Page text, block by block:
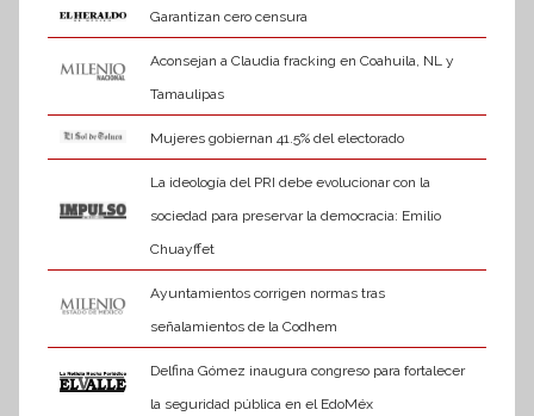
Garantizan cero censura
Aconsejan a Claudia fracking en Coahuila, NL y
Tamaulipas
Mujeres gobiernan 41.5% del electorado
La ideología del PRI debe evolucionar con la
sociedad para preservar la democracia: Emilio
Chuayffet
Ayuntamientos corrigen normas tras
señalamientos de la Codhem
Delfina Gómez inaugura congreso para fortalecer
la seguridad pública en el EdoMéx